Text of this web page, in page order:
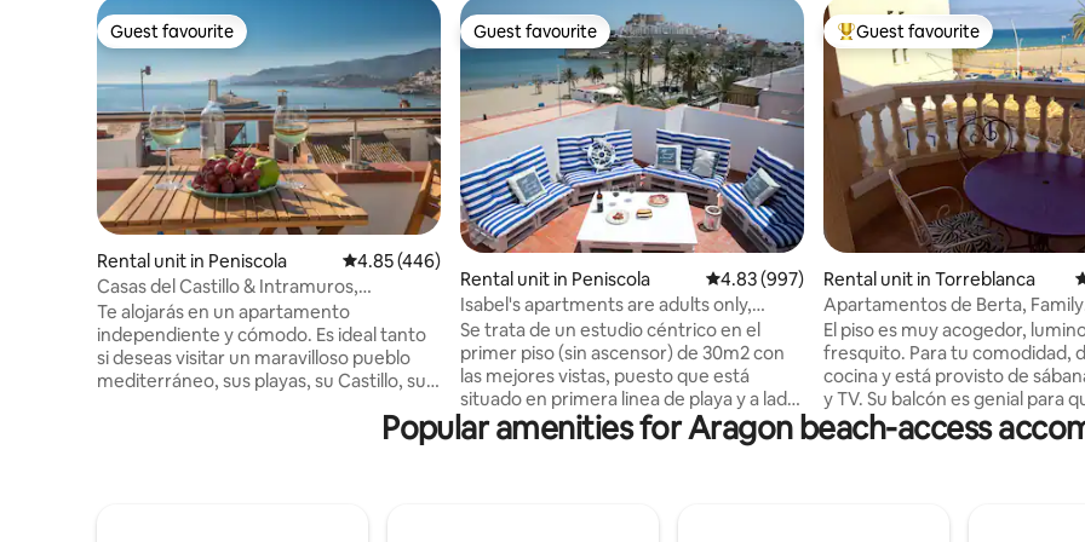
Guest favourite
Guest favourite
Rental unit in Peniscola 4.85 out of 5 average rating, 446 reviews
4.85 (446)
Casas del Castillo & Intramuros,
Intramuros Suite...
Te alojarás en un apartamento
independiente y cómodo. Es ideal tanto
si deseas visitar un maravilloso pueblo
mediterráneo, sus playas, su Castillo, sus
teletrabajar, ya que tenemos WiFi fibra
Guest favourite
Guest favourite
Rental unit in Peniscola 4.83 out of 5 average rating, 997 reviews
4.83 (997)
Isabel's apartments are adults only,
excellent...
Se trata de un estudio céntrico en el
primer piso (sin ascensor) de 30m2 con
las mejores vistas, puesto que está
situado en primera linea de playa y a lado
del castillo. El estudio entero es un
mirador al Mediterráneo. Debido a las
Top guest favourite
Guest favourite
Rental unit in Torreblanca
Apartamentos de Berta, Family
Apartment CV1
El piso es muy acogedor,
fresquito. Para tu comodidad,
cocina y está provisto de
y TV. Su balcón es genial para
relajes después de un dia de
vivienda dispone de: - 1 dormitorio con
su diseño ha tenido en cuenta
Popular amenities for Aragon beach-access